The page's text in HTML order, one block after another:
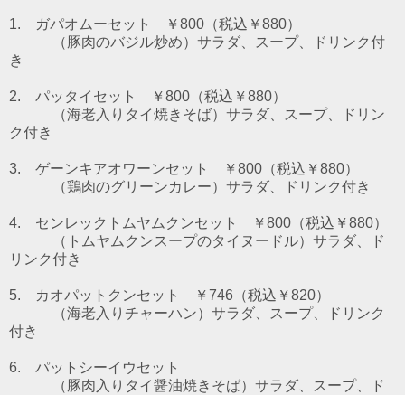
1. ガパオムーセット ￥800（税込￥880）
（豚肉のバジル炒め） サラダ、スープ、ドリンク付
き
2. パッタイセット ￥800（税込￥880）
（海老入りタイ焼きそば） サラダ、スープ、ドリン
ク付き
3. ゲーンキアオワーンセット ￥800（税込￥880）
（鶏肉のグリーンカレー） サラダ、ドリンク付き
4. センレックトムヤムクンセット ￥800（税込￥880）
（トムヤムクンスープのタイヌードル） サラダ、ド
リンク付き
5. カオパットクンセット ￥746（税込￥820）
（海老入りチャーハン）サラダ、スープ、ドリンク
付き
6. パットシーイウセット
（豚肉入りタイ醤油焼きそば）サラダ、スープ、ド